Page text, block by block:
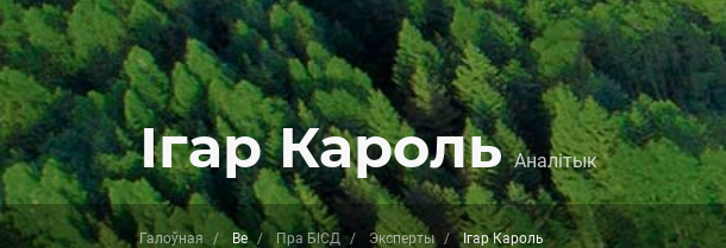
Ігар Кароль Аналітык
Галоўная Be Пра БІСД Эксперты Ігар Кароль